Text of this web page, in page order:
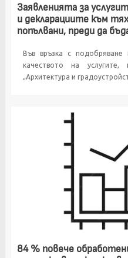
Заявленията за
и декларациите към
попълвани, преди да
Във връзка с
качеството на услугите,
„Архитектура и
84 % повече